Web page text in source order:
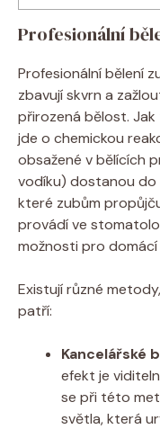
Profesionální
Profesionální bělení
zbavují skvrn a
přirozená bělost.
jde o chemickou
obsažené v bělících
vodíku) dostanou do
které zubům
provádí ve
možnosti pro domácí
Existují různé
patří:
Kancelářské
efekt je
se při této
světla, která